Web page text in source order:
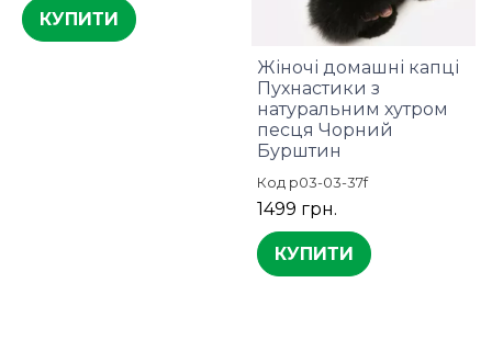
КУПИТИ
Жіночі домашні капці
Пухнастики з
натуральним хутром
песця Чорний
Бурштин
Код p03-03-37f
1499 грн.
КУПИТИ